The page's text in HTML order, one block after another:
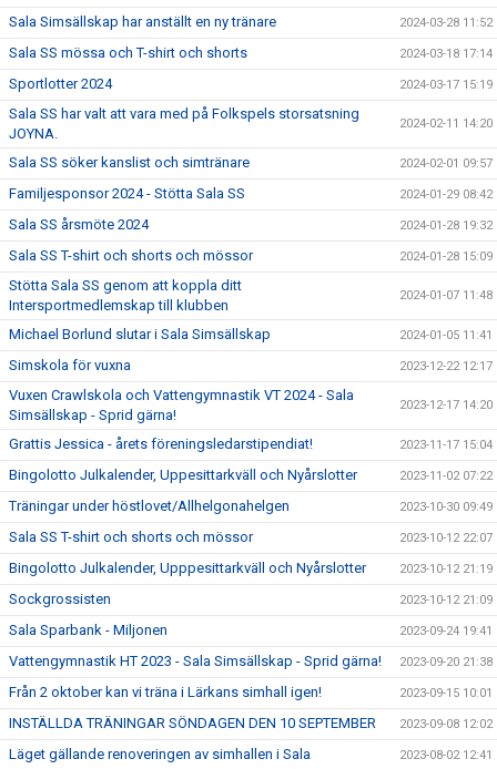
Sala Simsällskap har anställt en ny tränare 2024-03-28 11:52
Sala SS mössa och T-shirt och shorts 2024-03-18 17:14
Sportlotter 2024 2024-03-17 15:19
Sala SS har valt att vara med på Folkspels storsatsning
JOYNA.
2024-02-11 14:20
Sala SS söker kanslist och simtränare 2024-02-01 09:57
Familjesponsor 2024 - Stötta Sala SS 2024-01-29 08:42
Sala SS årsmöte 2024 2024-01-28 19:32
Sala SS T-shirt och shorts och mössor 2024-01-28 15:09
Stötta Sala SS genom att koppla ditt
Intersportmedlemskap till klubben
2024-01-07 11:48
Michael Borlund slutar i Sala Simsällskap 2024-01-05 11:41
Simskola för vuxna 2023-12-22 12:17
Vuxen Crawlskola och Vattengymnastik VT 2024 - Sala
Simsällskap - Sprid gärna!
2023-12-17 14:20
Grattis Jessica - årets föreningsledarstipendiat! 2023-11-17 15:04
Bingolotto Julkalender, Uppesittarkväll och Nyårslotter 2023-11-02 07:22
Träningar under höstlovet/Allhelgonahelgen 2023-10-30 09:49
Sala SS T-shirt och shorts och mössor 2023-10-12 22:07
Bingolotto Julkalender, Upppesittarkväll och Nyårslotter 2023-10-12 21:19
Sockgrossisten 2023-10-12 21:09
Sala Sparbank - Miljonen 2023-09-24 19:41
Vattengymnastik HT 2023 - Sala Simsällskap - Sprid gärna! 2023-09-20 21:38
Från 2 oktober kan vi träna i Lärkans simhall igen! 2023-09-15 10:01
INSTÄLLDA TRÄNINGAR SÖNDAGEN DEN 10 SEPTEMBER 2023-09-08 12:02
Läget gällande renoveringen av simhallen i Sala 2023-08-02 12:41